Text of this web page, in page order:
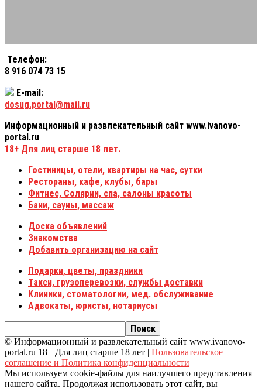
Телефон:
8 916 074 73 15
E-mail:
dosug.portal@mail.ru
Информационный и развлекательный сайт www.ivanovo-
portal.ru
18+ Для лиц старше 18 лет.
Гостиницы, отели, квартиры на час, сутки
Рестораны, кафе, клубы, бары
Фитнес, Солярии, спа, салоны красоты
Бани, сауны, массаж
Доска объявлений
Знакомства
Добавить организацию на сайт
Подарки, цветы, праздники
Такси, грузоперевозки, службы доставки
Клиники, стоматологии, мед. обслуживание
Адвокаты, юристы, нотариусы
© Информационный и развлекательный сайт www.ivanovo-
portal.ru 18+ Для лиц старше 18 лет | Пользовательское
соглашение и Политика конфиденциальности
Мы используем cookie-файлы для наилучшего представления
нашего сайта. Продолжая использовать этот сайт, вы